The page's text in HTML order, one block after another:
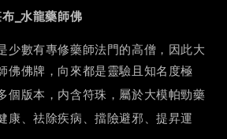
_水龍藥師佛
少數有專修藥師法門的高僧，因此大
佛佛牌，向來都是靈驗且知名度極
個版本，内含符珠，屬於大模帕勁藥
康、祛除疾病、擋險避邪、提昇運